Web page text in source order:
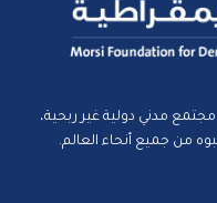
مدني دولية غير ربحية،
من جميع أنحاء العالم.